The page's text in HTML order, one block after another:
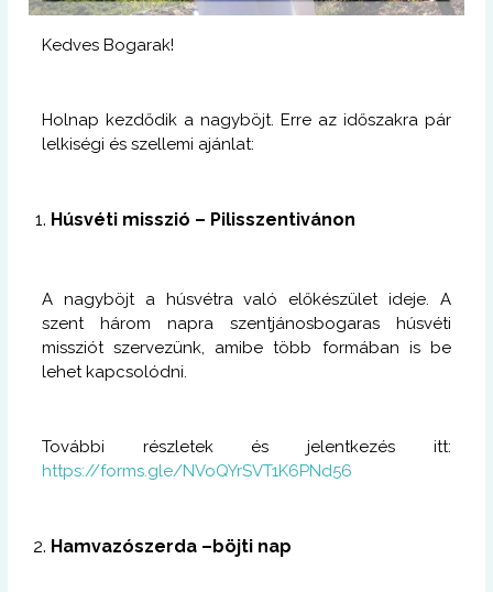
Kedves Bogarak!
Holnap kezdődik a nagyböjt. Erre az időszakra pár
lelkiségi és szellemi ajánlat:
Húsvéti misszió – Pilisszentivánon
A nagyböjt a húsvétra való előkészület ideje. A
szent három napra szentjánosbogaras húsvéti
missziót szervezünk, amibe több formában is be
lehet kapcsolódni.
További részletek és jelentkezés itt:
https://forms.gle/NVoQYrSVT1K6PNd56
Hamvazószerda –böjti nap